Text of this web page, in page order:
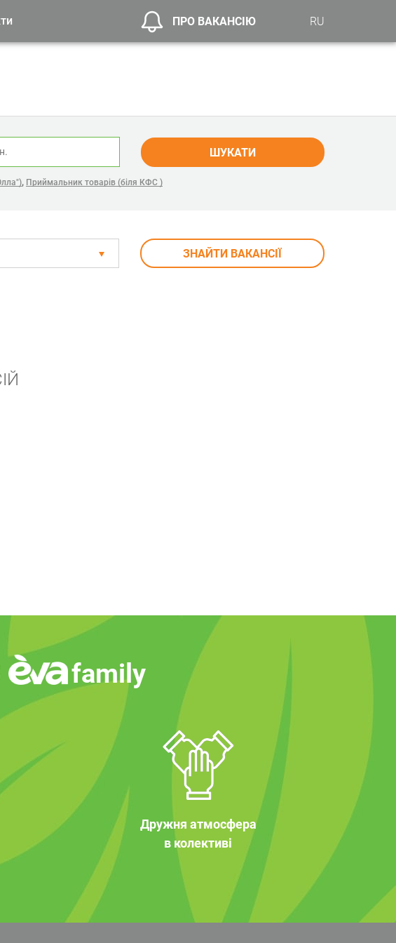
ПРО ВАКАНСІЮ RU
ШУКАТИ
, Приймальник товарів (біля КФС )
ЗНАЙТИ ВАКАНСІЇ
family
Дружня атмосфера
в колективі